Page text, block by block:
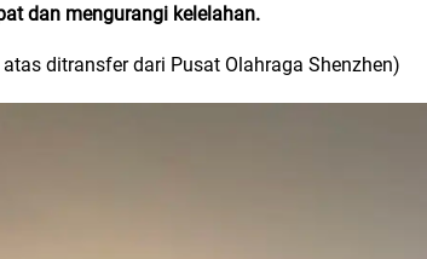
dan mengurangi kelelahan.
ditransfer dari Pusat Olahraga Shenzhen)